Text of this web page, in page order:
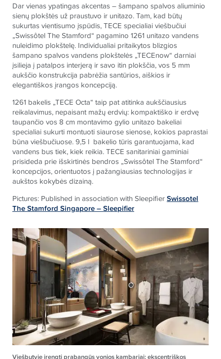
Dar vienas ypatingas akcentas – šampano spalvos aliuminio
sienų plokštės už praustuvo ir unitazo. Tam, kad būtų
sukurtas vientisumo įspūdis,TECE specialiai viešbučiui
„Swissôtel The Stamford“ pagamino 1261 unitazo vandens
nuleidimo plokštelę. Individualiai pritaikytos blizgios
šampano spalvos vandens plokštelės „TECEnow“ darniai
įsilieja į patalpos interjerą ir savo itin plokščia, vos 5 mm
aukščio konstrukcija pabrėžia santūrios, aiškios ir
elegantiškos įrangos koncepciją.
1261 bakelis „TECE Octa“ taip pat atitinka aukščiausius
reikalavimus, nepaisant mažų erdvių: kompaktiško ir erdvę
taupančio vos 8 cm montavimo gylio unitazo bakeliai
specialiai sukurti montuoti siaurose sienose, kokios paprastai
būna viešbučiuose. 9,5 l bakelio tūris garantuojama, kad
vandens bus tiek, kiek reikia.TECE sanitariniai gaminiai
prisideda prie išskirtinės bendros „Swissôtel The Stamford“
koncepcijos, orientuotos į pažangiausias technologijas ir
aukštos kokybės dizainą.
Pictures: Published in association with SleepifierSwissotel
The Stamford Singapore – Sleepifier
Viešbutyje įrengti prabangūs vonios kambariai: ekscentriškos